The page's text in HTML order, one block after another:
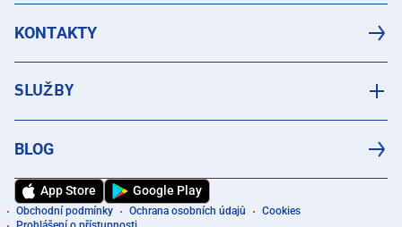
KONTAKTY
SLUŽBY
BLOG
App Store Google Play
Obchodní podmínky Ochrana osobních údajů
Cookies